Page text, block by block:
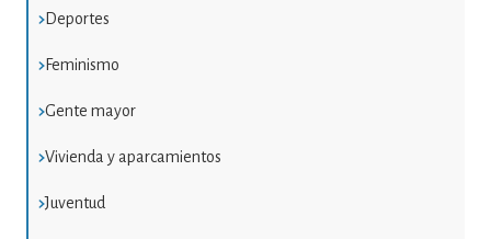
Deportes
Feminismo
Gente mayor
Vivienda y aparcamientos
Juventud